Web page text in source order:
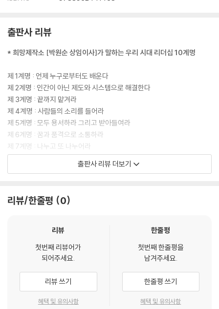
출판사 리뷰
* 희망제작소 [박원순 상임이사]가 말하는 우리 시대 리더십 10계명
제 1계명 : 언제 누구로부터도 배운다
제 2계명 : 인간이 아닌 제도와 시스템으로 해결한다
제 3계명 : 끝까지 맡겨라
제 4계명 : 사람들의 소리를 들어라
제 5계명 : 모두 용서하라 그리고 받아들여라
제 6계명 : 꿈과 품격으로 소통하라
제 7계명 : 나누고 또 나누어라
제 8계명 : 솔선수범의 리더십. 앞장서라!
제 9계명 : 희생의 리더십(자신이 희생하지 않고 어떻게 따르게 할까?)
출판사 리뷰 더보기
리뷰/한줄평 0
리뷰
첫번째 리뷰어가
되어주세요.
리뷰 쓰기
혜택 및 유의사항
한줄평
첫번째 한줄평을
남겨주세요.
한줄평 쓰기
혜택 및 유의사항